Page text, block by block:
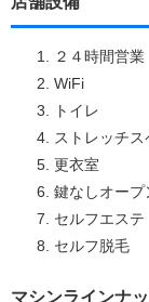
２４時間営業
WiFi
トイレ
ストレッチス
更衣室
鍵なしオープ
セルフエステ
セルフ脱毛
マシンラインナ